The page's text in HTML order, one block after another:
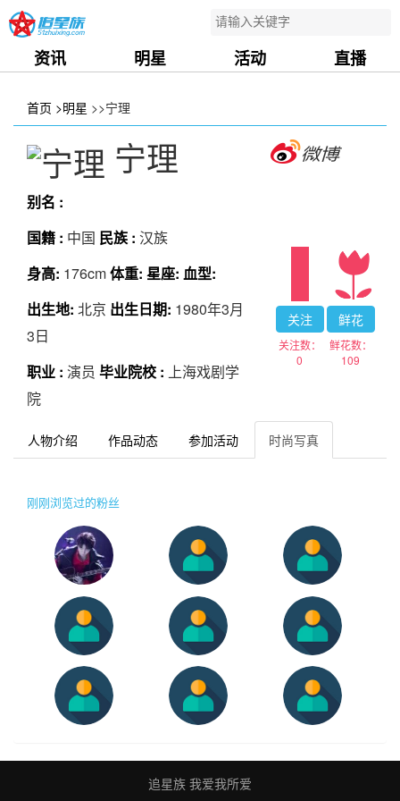
资讯 明星 活动 直播
首页 >明星 >>宁理
宁理
别名 :
国籍 : 中国 民族 : 汉族
身高: 176cm体重: 星座: 血型:
出生地: 北京 出生日期: 1980年3月
3日
职业 : 演员 毕业院校 : 上海戏剧学
院
关注
关注数：
0
鲜花
鲜花数：
109
人物介绍 作品动态 参加活动 时尚写真
刚刚浏览过的粉丝
追星族 我爱我所爱